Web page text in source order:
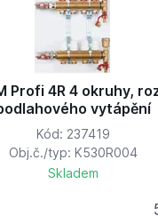
Profi 4R 4 okruhy,
vytápění
Kód: 237419
Obj.č./typ: K530R004
Skladem